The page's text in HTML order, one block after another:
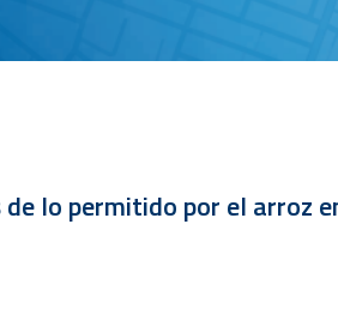
lo permitido por el arroz